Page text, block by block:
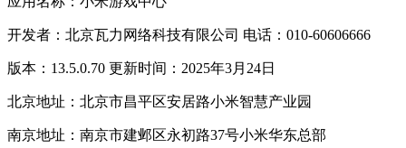
开发者：北京瓦力网络科技有限公司 电话：010-60606666
版本：13.5.0.70 更新时间：2025年3月24日
北京地址：北京市昌平区安居路小米智慧产业园
南京地址：南京市建邺区永初路37号小米华东总部